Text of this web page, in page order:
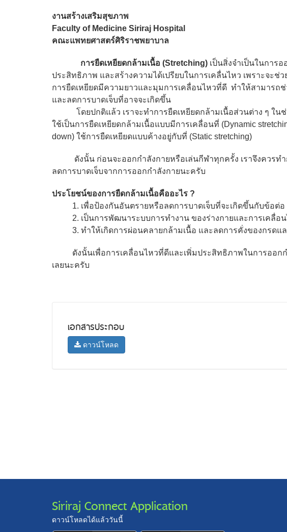
งานสร้างเสริมสุขภาพ
Faculty of Medicine Siriraj Hospital
คณะแพทยศาสตร์ศิริราชพยาบาล
การยืดเหยียดกล้ามเนื้อ (Stretching) เป็นสิ่งจำเป็นในการ
ประสิทธิภาพ และสร้างความได้เปรียบในการเคลื่นไหว เพราะจะช่
การยืดเหยียดมีความยาวและมุมการเคลื่อนไหวที่ดี ทำให้สามารถ
และลดการบาดเจ็บที่อาจจะเกิดขึ้น
โดยปกติแล้ว เราจะทำการยืดเหยียดกล้ามเนื้อส่วนต่าง ๆ ในช่ว
ใช้เป็นการยืดเหยียดกล้ามเนื้อแบบมีการเคลื่อนที่ (Dynamic
down) ใช้การยืดเหยียดแบบค้างอยู่กับที่ (Static stretching)
ดังนั้น ก่อนจะออกกำลังกายหรือเล่นกีฬาทุกครั้ง เราจึงควรทำก
ลดการบาดเจ็บจากการออกกำลังกายนะครับ
ประโยชน์ของการยืดกล้ามเนื้อคืออะไร ?
1. เพื่อป้องกันอันตรายหรือลดการบาดเจ็บที่จะเกิดขึ้นกับข้อต่อ
2. เป็นการพัฒนาระบบการทำงาน ของร่างกายและการเคลื่
3. ทำให้เกิดการผ่อนคลายกล้ามเนื้อ และลดการคั่งของกรดแ
ดังนั้นเพื่อการเคลื่อนไหวที่ดีและเพิ่มประสิทธิภาพในการออกกำ
เลยนะครับ
เอกสารประกอบ
ดาวน์โหลด
Siriraj Connect Application
ดาวน์โหลดได้แล้ววันนี้